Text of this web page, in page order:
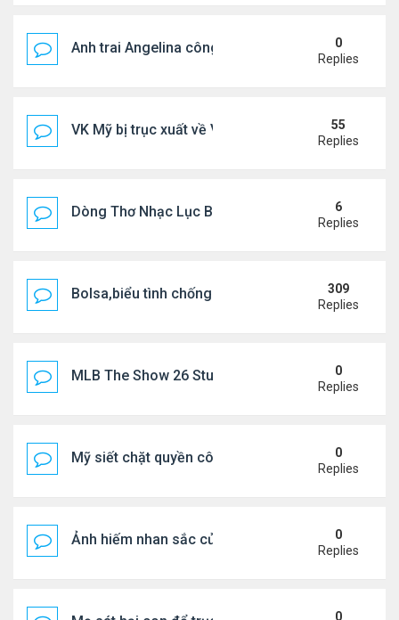
Anh trai Angelina công khai đồng tính ở tuổi 53
0
Replies
VK Mỹ bị trục xuất về VN sống ra sao
55
Replies
Dòng Thơ Nhạc Lục Bát Trích Đoạn - Gõ Google:
6
Replies
Bolsa,biểu tình chống ca nô.
309
Replies
MLB The Show 26 Stubs Tips for Efficient
0
Replies
Mỹ siết chặt quyền công dân theo nơi sinh, mở
0
Replies
Ảnh hiếm nhan sắc của Thẩm Thuý Hằng0
Replies
0